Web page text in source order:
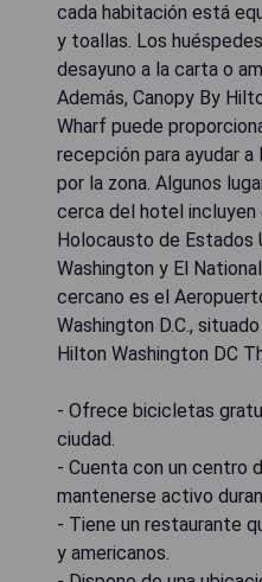
cada habitación está
y toallas. Los
desayuno a la carta o
Además, Canopy By
Wharf puede
recepción para ayudar
por la zona. Algunos
cerca del hotel incluyen
Holocausto de Estados
Washington y El
cercano es el
Washington D.C.,
Hilton Washington DC
- Ofrece bicicletas
ciudad.
- Cuenta con un centro
mantenerse activo
- Tiene un restaurante
y americanos.